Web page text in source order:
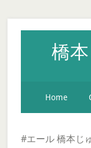
橋
Home
#エール 橋本じ